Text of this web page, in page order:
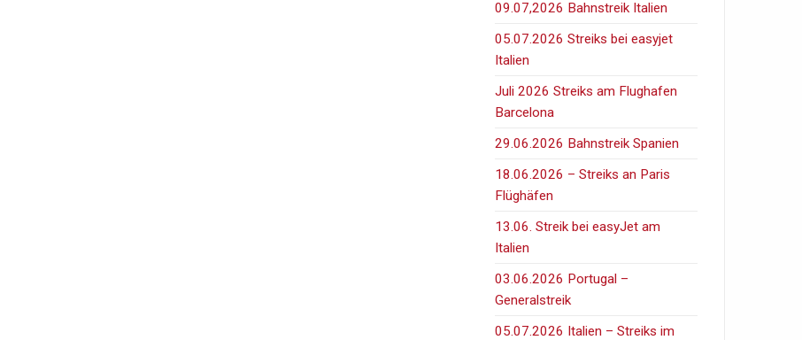
09.07,2026 Bahnstreik Italien
05.07.2026 Streiks bei easyjet
Italien
Juli 2026 Streiks am Flughafen
Barcelona
29.06.2026 Bahnstreik Spanien
18.06.2026 – Streiks an Paris
Flüghäfen
13.06. Streik bei easyJet am
Italien
03.06.2026 Portugal –
Generalstreik
05.07.2026 Italien – Streiks im